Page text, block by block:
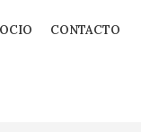
CONTACTO